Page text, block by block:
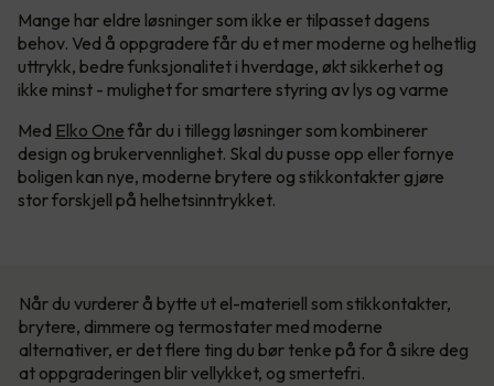
Mange har eldre løsninger som ikke er tilpasset dagens
behov. Ved å oppgradere får du et mer moderne og helhetlig
uttrykk, bedre funksjonalitet i hverdage, økt sikkerhet og
ikke minst - mulighet for smartere styring av lys og varme
Med Elko One får du i tillegg løsninger som kombinerer
design og brukervennlighet. Skal du pusse opp eller fornye
boligen kan nye, moderne brytere og stikkontakter gjøre
stor forskjell på helhetsinntrykket.
Når du vurderer å bytte ut el-materiell som stikkontakter,
brytere, dimmere og termostater med moderne
alternativer, er det flere ting du bør tenke på for å sikre deg
at oppgraderingen blir vellykket, og smertefri.